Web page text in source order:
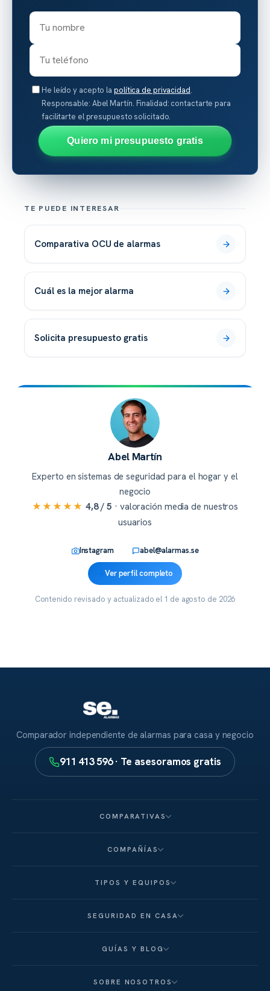
He leído y acepto la política de privacidad.
Responsable: Abel Martín. Finalidad: contactarte para
facilitarte el presupuesto solicitado.
Quiero mi presupuesto gratis
TE PUEDE INTERESAR
comparativa OCU de alarmas
cuál es la mejor alarma
solicita presupuesto gratis
Abel Martín
Experto en sistemas de seguridad para el hogar y el
negocio
★★★★★ 4,8 / 5 · valoración media de nuestros
usuarios
Instagram abel@alarmas.se
Ver perfil completo
Contenido revisado y actualizado el 1 de agosto de 2026
Comparador independiente de alarmas para casa y negocio
911 413 596 · Te asesoramos gratis
COMPARATIVAS
COMPAÑÍAS
TIPOS Y EQUIPOS
SEGURIDAD EN CASA
GUÍAS Y BLOG
SOBRE NOSOTROS